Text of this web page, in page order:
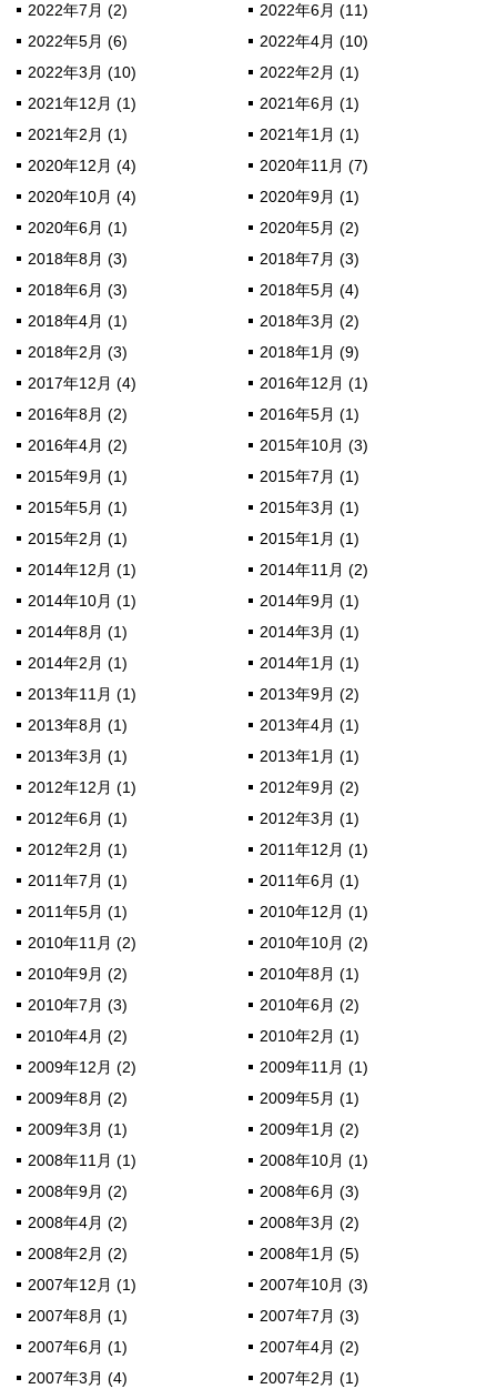
2022年7月 (2)
2022年6月 (11)
2022年5月 (6)
2022年4月 (10)
2022年3月 (10)
2022年2月 (1)
2021年12月 (1)
2021年6月 (1)
2021年2月 (1)
2021年1月 (1)
2020年12月 (4)
2020年11月 (7)
2020年10月 (4)
2020年9月 (1)
2020年6月 (1)
2020年5月 (2)
2018年8月 (3)
2018年7月 (3)
2018年6月 (3)
2018年5月 (4)
2018年4月 (1)
2018年3月 (2)
2018年2月 (3)
2018年1月 (9)
2017年12月 (4)
2016年12月 (1)
2016年8月 (2)
2016年5月 (1)
2016年4月 (2)
2015年10月 (3)
2015年9月 (1)
2015年7月 (1)
2015年5月 (1)
2015年3月 (1)
2015年2月 (1)
2015年1月 (1)
2014年12月 (1)
2014年11月 (2)
2014年10月 (1)
2014年9月 (1)
2014年8月 (1)
2014年3月 (1)
2014年2月 (1)
2014年1月 (1)
2013年11月 (1)
2013年9月 (2)
2013年8月 (1)
2013年4月 (1)
2013年3月 (1)
2013年1月 (1)
2012年12月 (1)
2012年9月 (2)
2012年6月 (1)
2012年3月 (1)
2012年2月 (1)
2011年12月 (1)
2011年7月 (1)
2011年6月 (1)
2011年5月 (1)
2010年12月 (1)
2010年11月 (2)
2010年10月 (2)
2010年9月 (2)
2010年8月 (1)
2010年7月 (3)
2010年6月 (2)
2010年4月 (2)
2010年2月 (1)
2009年12月 (2)
2009年11月 (1)
2009年8月 (2)
2009年5月 (1)
2009年3月 (1)
2009年1月 (2)
2008年11月 (1)
2008年10月 (1)
2008年9月 (2)
2008年6月 (3)
2008年4月 (2)
2008年3月 (2)
2008年2月 (2)
2008年1月 (5)
2007年12月 (1)
2007年10月 (3)
2007年8月 (1)
2007年7月 (3)
2007年6月 (1)
2007年4月 (2)
2007年3月 (4)
2007年2月 (1)